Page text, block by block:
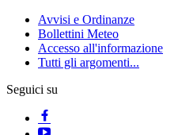
Avvisi e Ordinanze
Bollettini Meteo
Accesso all'informazione
Tutti gli argomenti...
Seguici su